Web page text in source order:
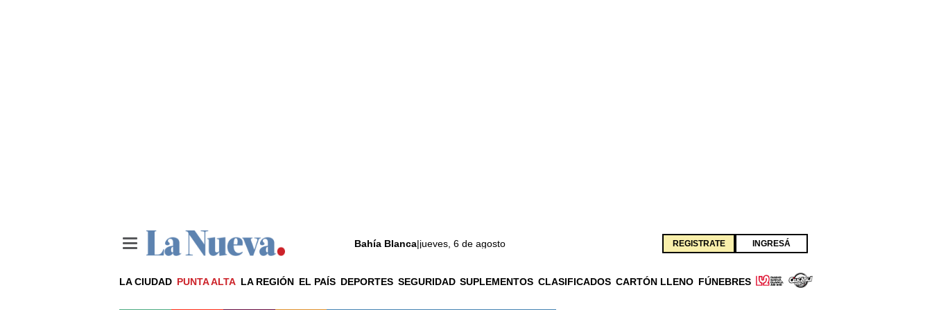
Bahía Blanca|jueves, 6 de agosto REGISTRATE INGRESÁ
LA CIUDAD PUNTA ALTA LA REGIÓN EL PAÍS DEPORTES SEGURIDAD SUPLEMENTOS CLASIFICADOS CARTÓN LLENO FÚNEBRES